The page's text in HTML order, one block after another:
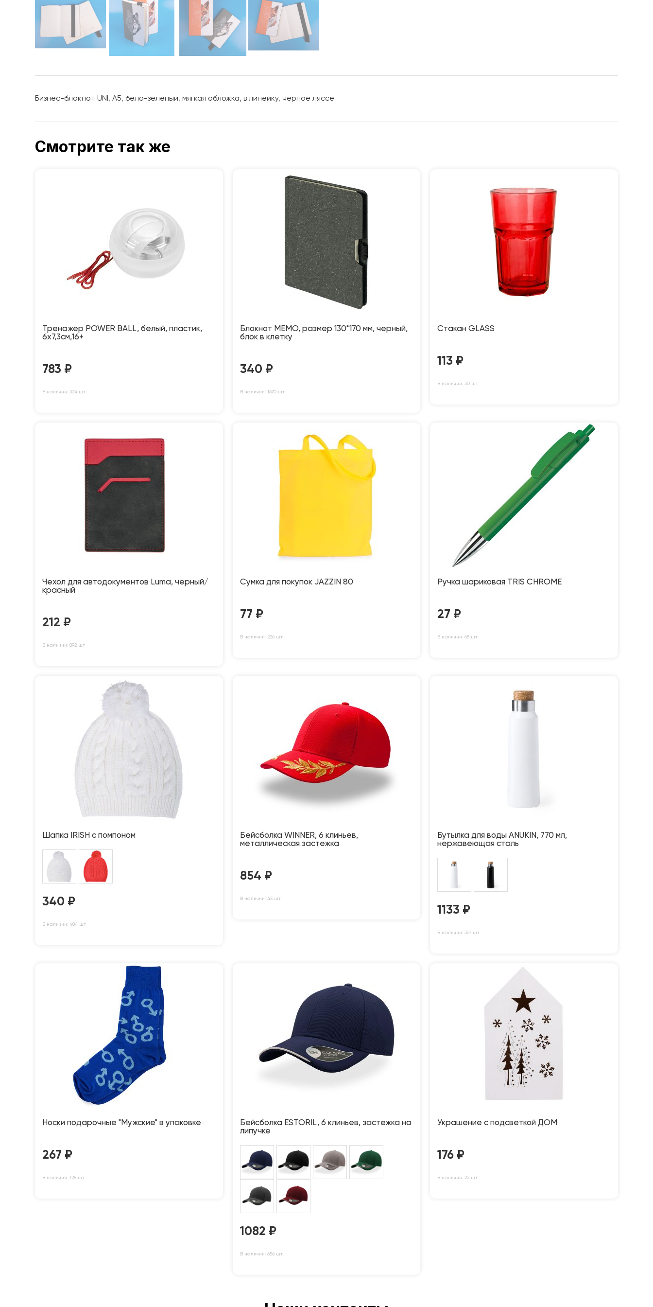
Бизнес-блокнот UNI, A5, бело-зеленый, мягкая обложка, в линейку, черное ляссе
Смотрите так же
Тренажер POWER BALL, белый, пластик,
6х7,3см,16+
783 ₽
В наличии: 324 шт
Блокнот MEMO, размер 130*170 мм, черный,
блок в клетку
340 ₽
В наличии: 1670 шт
Стакан GLASS
113 ₽
В наличии: 30 шт
Чехол для автодокументов Luma, черный/
красный
212 ₽
В наличии: 892 шт
Сумка для покупок JAZZIN 80
77 ₽
В наличии: 226 шт
Ручка шариковая TRIS CHROME
27 ₽
В наличии: 68 шт
Шапка IRISH с помпоном
340 ₽
В наличии: 484 шт
Бейсболка WINNER, 6 клиньев,
металлическая застежка
854 ₽
В наличии: 45 шт
Бутылка для воды ANUKIN, 770 мл,
нержавеющая сталь
1133 ₽
В наличии: 367 шт
Носки подарочные "Мужские" в упаковке
267 ₽
В наличии: 125 шт
Бейсболка ESTORIL, 6 клиньев, застежка на
липучке
1082 ₽
В наличии: 656 шт
Украшение с подсветкой ДОМ
176 ₽
В наличии: 22 шт